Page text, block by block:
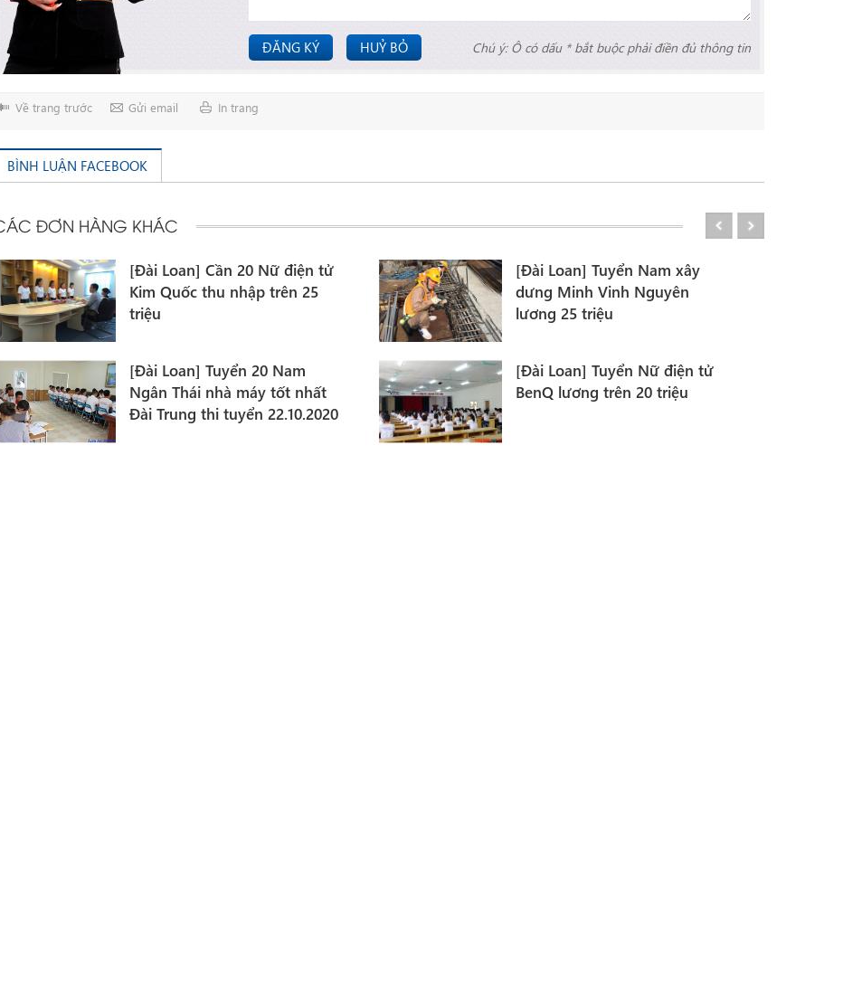
Chú ý: Ô có dấu * bắt buộc phải điền đủ thông tin
ĐĂNG KÝ HUỶ BỎ
Về trang trước Gửi email In trang
BÌNH LUẬN FACEBOOK
ĐƠN HÀNG KHÁC
[Đài Loan] Tuyển Nam xây
dựng Căn Cơ Đài Loan
[Đài Loan] Tuyển 100 thợ xây
dựng đường cao tốc phí thấp
[Đài Loan] Tuyển Nam Ngân
thái - Nam Hàn Dẫn hưng -
Đài Loan
[Đài Loan] Tuyển nam nữ
Thần phong, Sơn thái đơn